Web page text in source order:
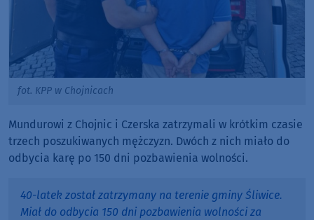
fot. KPP w Chojnicach
Mundurowi z Chojnic i Czerska zatrzymali w krótkim czasie
trzech poszukiwanych mężczyzn. Dwóch z nich miało do
odbycia karę po 150 dni pozbawienia wolności.
40-latek został zatrzymany na terenie gminy Śliwice.
Miał do odbycia 150 dni pozbawienia wolności za